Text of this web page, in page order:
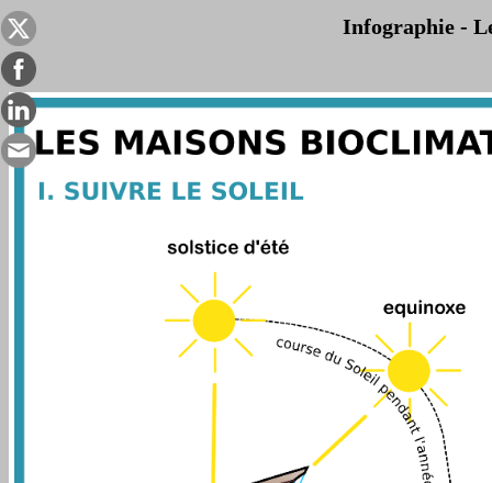
Infographie -